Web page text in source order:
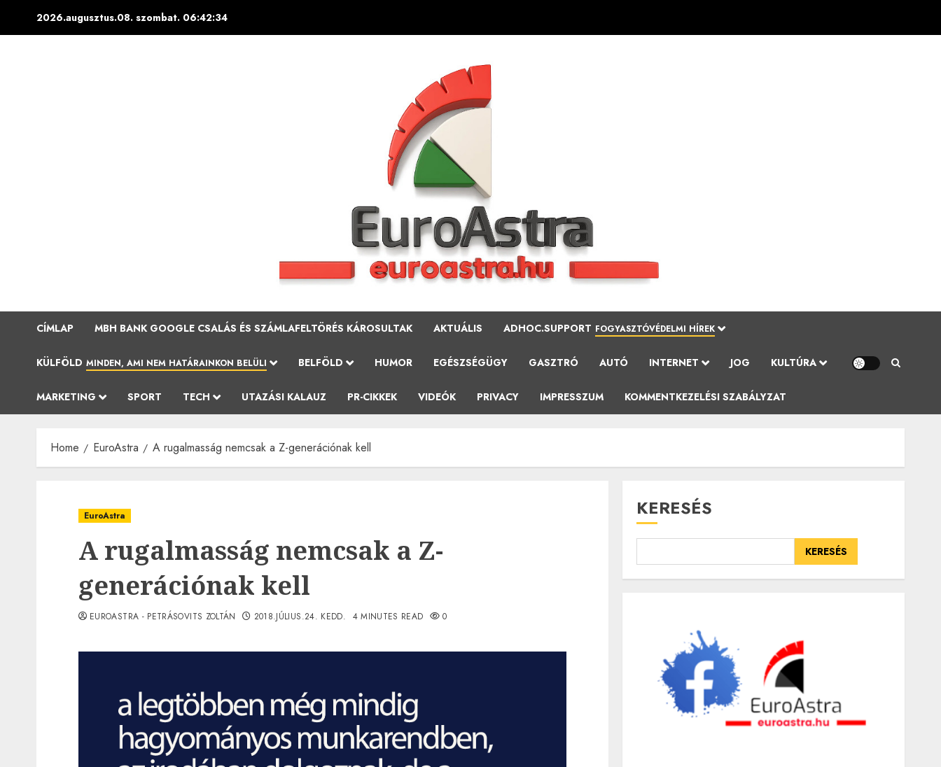
2026.augusztus.08. szombat. 06:42:35
CÍMLAP MBH BANK GOOGLE CSALÁS ÉS SZÁMLAFELTÖRÉS KÁROSULTAK AKTUÁLIS ADHOC.SUPPORT FOGYASZTÓVÉDELMI HÍREK
KÜLFÖLD MINDEN, AMI NEM HATÁRAINKON BELÜLI BELFÖLD HUMOR EGÉSZSÉGÜGY GASZTRÓ AUTÓ INTERNET JOG KULTÚRA
MARKETING SPORT TECH UTAZÁSI KALAUZ PR-CIKKEK VIDEÓK PRIVACY IMPRESSZUM KOMMENTKEZELÉSI SZABÁLYZAT
Home EuroAstra A rugalmasság nemcsak a Z-generációnak kell
EuroAstra
A rugalmasság nemcsak a Z-
generációnak kell
EUROASTRA - PETRÁSOVITS ZOLTÁN 2018.JÚLIUS.24. KEDD. 4 MINUTES READ 0
KERESÉS
KERESÉS